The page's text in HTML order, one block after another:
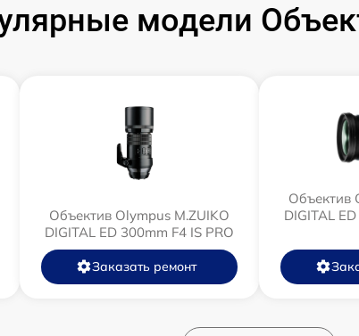
модели
Объектив Olympus M.ZUIKO
DIGITAL ED 300mm F4 IS PRO
Заказать ремонт
Объектив
DIGITAL